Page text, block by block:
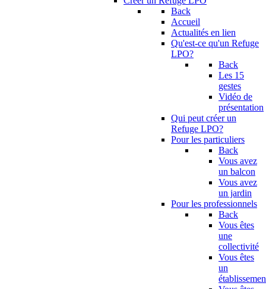
Back
Accueil
Actualités en lien
Qu'est-ce qu'un Refuge
LPO?
Back
Les 15
gestes
Vidéo de
présentation
Qui peut créer un
Refuge LPO?
Pour les particuliers
Back
Vous avez
un balcon
Vous avez
un jardin
Pour les professionnels
Back
Vous êtes
une
collectivité
Vous êtes
un